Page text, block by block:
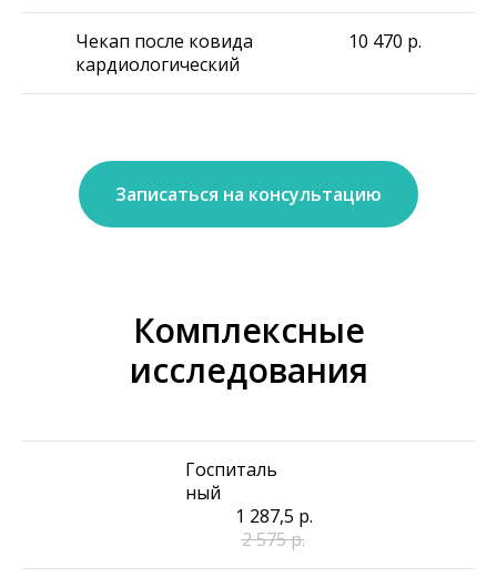
Чекап после ковида
кардиологический
10 470 р.
Записаться на консультацию
Комплексные
исследования
Госпиталь
ный
1 287,5 р.
2 575р.